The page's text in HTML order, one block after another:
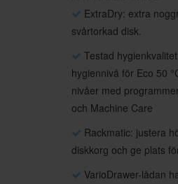
ExtraDry: extra
svårtorkad disk.
Testad
hygiennivå för Eco 50
nivåer med
och Machine Care
Rackmatic: justera
diskkorg och ge plats
VarioDrawer-lådan